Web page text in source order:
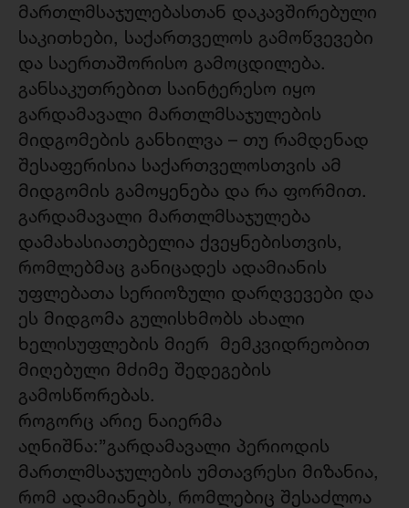
მართლმსაჯულებასთან დაკავშირებული
საკითხები, საქართველოს გამოწვევები
და საერთაშორისო გამოცდილება.
განსაკუთრებით საინტერესო იყო
გარდამავალი მართლმსაჯულების
მიდგომების განხილვა – თუ რამდენად
შესაფერისია საქართველოსთვის ამ
მიდგომის გამოყენება და რა ფორმით.
გარდამავალი მართლმსაჯულება
დამახასიათებელია ქვეყნებისთვის,
რომლებმაც განიცადეს ადამიანის
უფლებათა სერიოზული დარღვევები და
ეს მიდგომა გულისხმობს ახალი
ხელისუფლების მიერ მემკვიდრეობით
მიღებული მძიმე შედეგების
გამოსწორებას.
როგორც არიე ნაიერმა
აღნიშნა:”გარდამავალი პერიოდის
მართლმსაჯულების უმთავრესი მიზანია,
რომ ადამიანებს, რომლებიც შესაძლოა